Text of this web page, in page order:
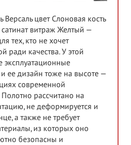
цвет Слоновая кость
витраж Желтый —
тех, кто не хочет
ради качества. У этой
эксплуатационные
и ее дизайн тоже на высоте —
современной
рассчитано на
не деформируется и
а также не требует
из которых оно
безопасны и